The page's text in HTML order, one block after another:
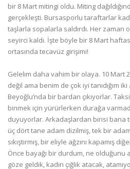
bir 8 Mart mitingi oldu. Miting
gerçekleşti. Bursasporlu taraftarlar
taşlarla sopalarla saldırdı. Her zaman
seyirci kaldı. İşte böyle bir 8 Mart
ortasında tecavüz girişimi!
Gelelim daha vahim bir olaya. 10 Mart
değil ama benim de çok iyi tanıdığım
Beyoğlu’nda bir bardan çıkıyorlar.
binmek için yürürlerken durağa
duyuyorlar. Arkadaşlardan birisi bana
üç dört tane adam dizilmiş, tek bir
sıkıştırmış, bir eliyle ağzını kapamış
Önce bayağı bir durdum, ne olduğunu
göze geldik, kadın çığlık atacak,